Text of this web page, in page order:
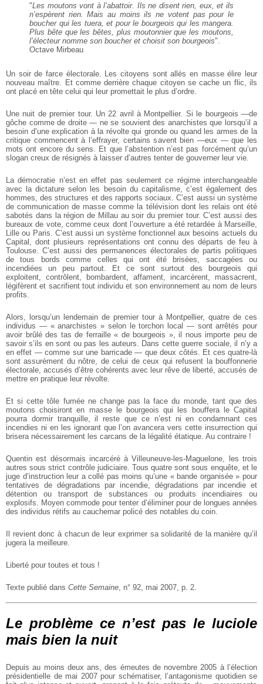
"Les moutons vont à l’abattoir. Ils ne disent rien, eux, et ils
n’espèrent rien. Mais au moins ils ne votent pas pour le
boucher qui les tuera, et pour le bourgeois qui les mangera.
Plus bête que les bêtes, plus moutonnier que les moutons,
l’électeur nomme son boucher et choisit son bourgeois".
Octave Mirbeau
Un soir de farce électorale. Les citoyens sont allés en masse élire leur
nouveau maître. Et comme derrière chaque citoyen se cache un flic, ils
ont placé en tête celui qui leur promettait le plus d’ordre.
Une nuit de premier tour. Un 22 avril à Montpellier. Si le bourgeois —de
gôche comme de droite — ne se souvient des anarchistes que lorsqu’il a
besoin d’une explication à la révolte qui gronde ou quand les armes de la
critique commencent à l’effrayer, certains savent bien —eux — que les
mots ont encore du sens. Et que l’abstention n’est pas forcément qu’un
slogan creux de résignés à laisser d’autres tenter de gouverner leur vie.
La démocratie n’est en effet pas seulement ce régime interchangeable
avec la dictature selon les besoin du capitalisme, c’est également des
hommes, des structures et des rapports sociaux. C’est aussi un système
de communication de masse comme la télévision dont les relais ont été
sabotés dans la région de Millau au soir du premier tour. C’est aussi des
bureaux de vote, comme ceux dont l’ouverture a été retardée à Marseille,
Lille ou Paris. C’est aussi un système fonctionnel aux besoins actuels du
Capital, dont plusieurs représentations ont connu des départs de feu à
Toulouse. C’est aussi des permanences électorales de partis politiques
de tous bords comme celles qui ont été brisées, saccagées ou
incendiées un peu partout. Et ce sont surtout des bourgeois qui
exploitent, contrôlent, bombardent, affament, incarcèrent, massacrent,
légifèrent et sacrifient tout individu et son environnement au nom de leurs
profits.
Alors, lorsqu’un lendemain de premier tour à Montpellier, quatre de ces
individus — « anarchistes » selon le torchon local — sont arrêtés pour
avoir brûlé des tas de ferraille « de bourgeois », il nous importe peu de
savoir s’ils en sont ou pas les auteurs. Dans cette guerre sociale, il n’y a
en effet — comme sur une barricade — que deux côtés. Et ces quatre-là
sont assurément du nôtre, de celui de ceux qui refusent la bouffonnerie
électorale, accusés d’être cohérents avec leur rêve de liberté, accusés de
mettre en pratique leur révolte.
Et si cette tôle fumée ne change pas la face du monde, tant que des
moutons choisiront en masse le bourgeois qui les bouffera le Capital
pourra dormir tranquille, il reste que ce n’est ni en condamnant ces
incendies ni en les ignorant que l’on avancera vers cette insurrection qui
brisera nécessairement les carcans de la légalité étatique. Au contraire !
Quentin est désormais incarcéré à Villeuneuve-les-Maguelone, les trois
autres sous strict contrôle judiciaire. Tous quatre sont sous enquête, et le
juge d’instruction leur a collé pas moins qu’une « bande organisée » pour
tentatives de dégradations par incendie, dégradations par incendie et
détention ou transport de substances ou produits incendiaires ou
explosifs. Moyen commode pour tenter d’éliminer pour de longues années
des individus rétifs au cauchemar policé des notables du coin.
Il revient donc à chacun de leur exprimer sa solidarité de la manière qu’il
jugera la meilleure.
Liberté pour toutes et tous !
Texte publié dans Cette Semaine , n° 92, mai 2007, p. 2.
Le problème ce n’est pas le luciole
mais bien la nuit
Depuis au moins deux ans, des émeutes de novembre 2005 à l’élection
présidentielle de mai 2007 pour schématiser, l’antagonisme quotidien se